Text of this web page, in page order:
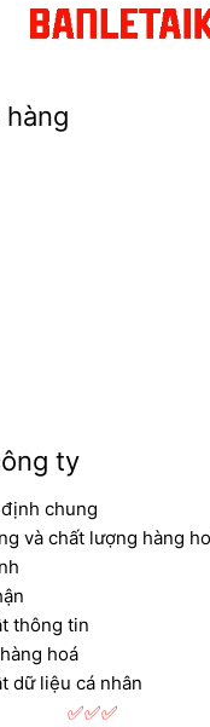
₫.
tại
là:
Khối AC 959VAN (bệt
ty
chung
và chất lượng hàng
thông tin
hoá
dữ liệu cá nhân
✅✅✅